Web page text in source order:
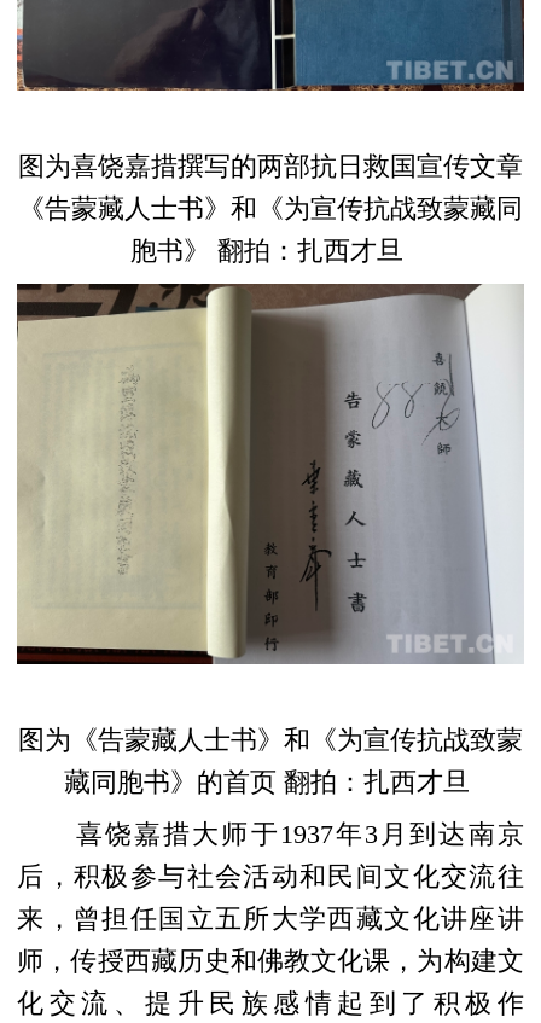
图为喜饶嘉措撰写的两部抗日救国宣传文章
《告蒙藏人士书》和《为宣传抗战致蒙藏同
胞书》 翻拍：扎西才旦
图为 《告蒙藏人士书》和《为宣传抗战致蒙
藏同胞书》的首页 翻拍：扎西才旦
喜饶嘉措大师 于1937年3月到达南京
后，积极参与社会活动和民间文化交流往
来，曾担任国立五所大学西藏文化讲座讲
师，传授西藏历史和佛教文化课，为构建文
化交流、提升民族感情起到了积极作